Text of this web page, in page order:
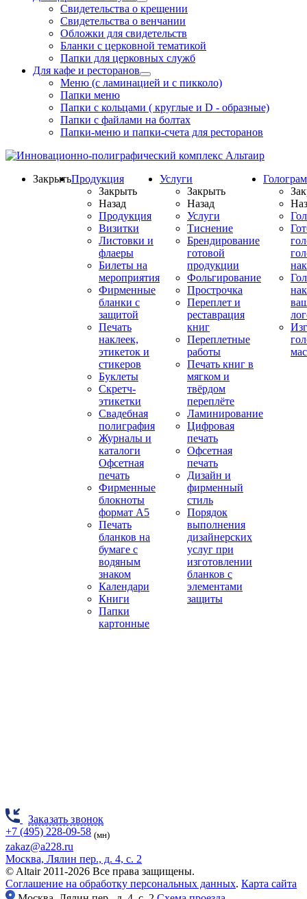
Свидетельства о крещении
Свидетельства о венчании
Обложки для свидетельств
Бланки с церковной тематикой
Папки для церковных служб
Для кафе и ресторанов
Меню (с ламинацией и с пикколо)
Папки меню
Папки с кольцами ( круглые и D - образные)
Папки с файлами на болтах
Папки-меню и папки-счета для ресторанов
ЗакрытьПродукция
Закрыть
Назад
Продукция
Визитки
Листовки и
флаеры
Билеты на
мероприятия
Фирменные
бланки с
защитой
Печать
наклеек,
этикеток и
стикеров
Буклеты
Скретч-
этикетки
Свадебная
полиграфия
Журналы и
каталоги
Офсетная
печать
Фирменные
блокноты
формат А5
Печать
бланков на
бумаге с
водяным
знаком
Календари
Книги
Папки
картонные
Услуги
Закрыть
Назад
Услуги
Тиснение
Брендирование
готовой
продукции
Фольгирование
Прострочка
Переплет и
реставрация
книг
Переплетные
работы
Печать книг в
мягком и
твёрдом
переплёте
Ламинирование
Цифровая
печать
Офсетная
печать
Дизайн и
фирменный
стиль
Порядок
выполнения
дизайнерских
услуг при
изготовлении
бланков с
элементами
защиты
Заказать звонок
+7 (495) 228-09-58 (мн)
zakaz@a228.ru
Москва, Лялин пер., д. 4, с. 2
© Altair 2011-2026 Все права защищены.
Соглашение на обработку персональных данных. Карта сайта